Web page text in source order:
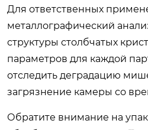
Для ответственных
металлографический
структуры столбчатых
параметров для каждой
отследить деградацию
загрязнение камеры со
Обратите внимание на